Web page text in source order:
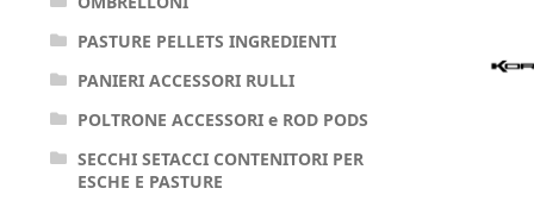
PASTURE PELLETS INGREDIENTI
PANIERI ACCESSORI RULLI
POLTRONE ACCESSORI e ROD PODS
SECCHI SETACCI CONTENITORI PER
ESCHE E PASTURE